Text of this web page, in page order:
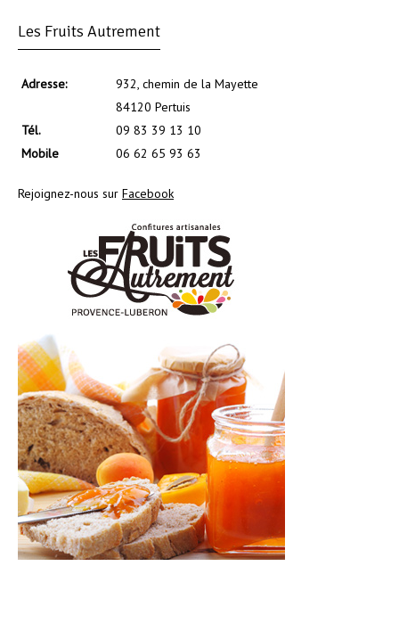
Les Fruits Autrement
Adresse:
932, chemin de la Mayette
84120 Pertuis
Tél.
09 83 39 13 10
Mobile
06 62 65 93 63
Rejoignez-nous sur Facebook